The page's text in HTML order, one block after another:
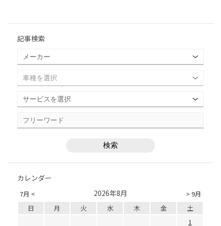
記事検索
カレンダー
7月 < > 9月
2026年8月
日 月 火 水 木 金
土
1